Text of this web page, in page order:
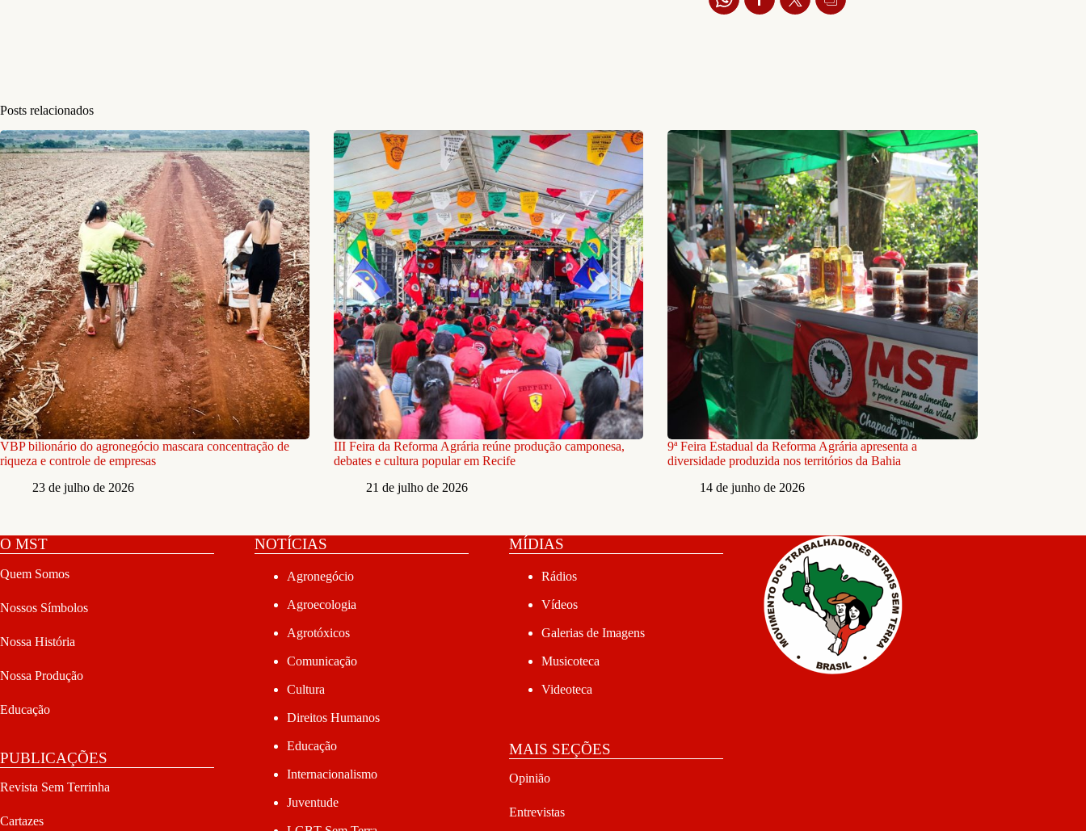
Posts relacionados
VBP bilionário do agronegócio mascara concentração de
riqueza e controle de empresas
23 de julho de 2026
III Feira da Reforma Agrária reúne produção camponesa,
debates e cultura popular em Recife
21 de julho de 2026
9ª Feira Estadual da Reforma Agrária apresenta a
diversidade produzida nos territórios da Bahia
14 de junho de 2026
O MST
Quem Somos
Nossos Símbolos
Nossa História
Nossa Produção
Educação
PUBLICAÇÕES
Revista Sem Terrinha
Cartazes
NOTÍCIAS
Agronegócio
Agroecologia
Agrotóxicos
Comunicação
Cultura
Direitos Humanos
Educação
Internacionalismo
Juventude
MÍDIAS
Rádios
Vídeos
Galerias de Imagens
Musicoteca
Videoteca
MAIS SEÇÕES
Opinião
Entrevistas